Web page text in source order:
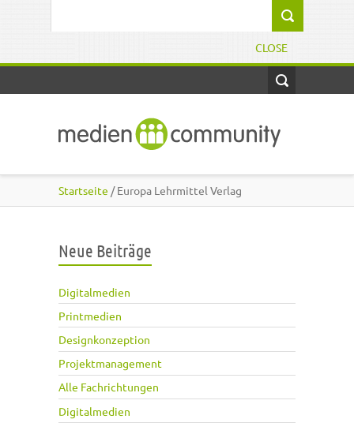
CLOSE
Startseite / Europa Lehrmittel Verlag
Neue Beiträge
Digitalmedien
Printmedien
Designkonzeption
Projektmanagement
Alle Fachrichtungen
Digitalmedien